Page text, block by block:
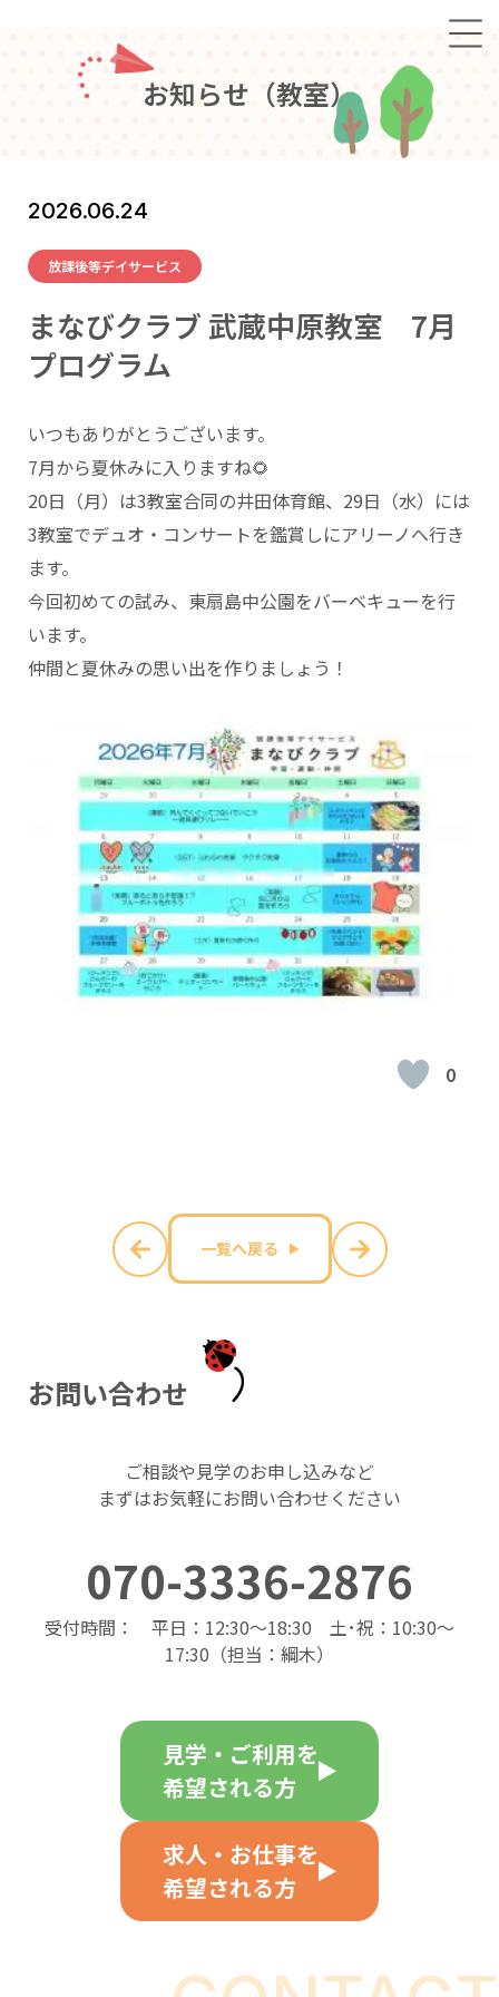
お知らせ （教室）
2026.06.24
放課後等デイサービス
まなびクラブ 武蔵中原教室 7月
プログラム
いつもありがとうございます。
7月から夏休みに入りますね🌻
20日（月）は3教室合同の井田体育館、29日（水）には
3教室でデュオ・コンサートを鑑賞しにアリーノへ行き
ます。
今回初めての試み、東扇島中公園をバーベキューを行
います。
仲間と夏休みの思い出を作りましょう！
0
一覧へ戻る
お問い合わせ
ご相談や見学のお申し込みなど
まずはお気軽にお問い合わせください
070-3336-2876
受付時間： 平日：12:30～18:30 土･祝：10:30～
17:30（担当：綱木）
見学・ご利用を
希望される方
求人・お仕事を
希望される方